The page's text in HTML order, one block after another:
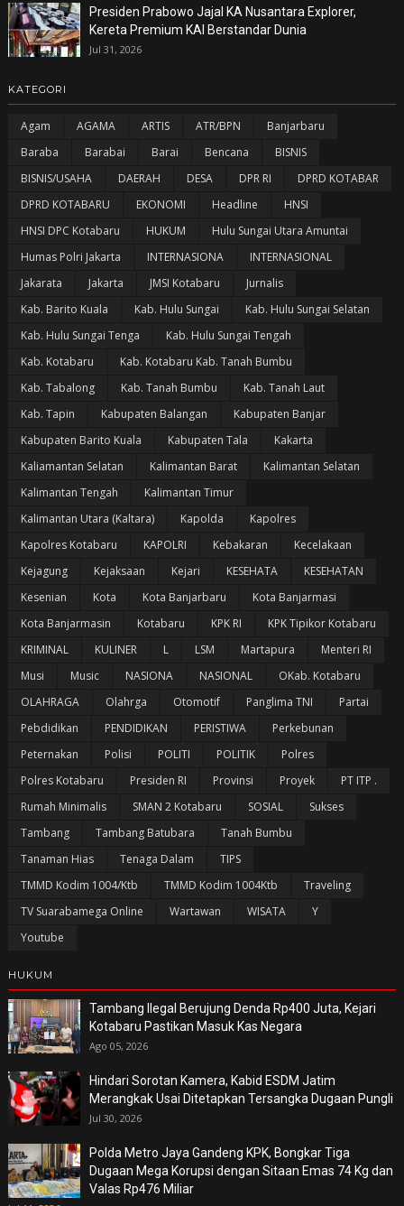
Presiden Prabowo Jajal KA Nusantara Explorer,
Kereta Premium KAI Berstandar Dunia
Jul 31, 2026
KATEGORI
Agam AGAMA ARTIS ATR/BPN
Banjarbaru
Baraba
Barabai Barai Bencana
BISNIS
BISNIS/USAHA
DAERAH DESA DPR RI
DPRD KOTABAR
DPRD KOTABARU
EKONOMI Headline
HNSI
HNSI DPC Kotabaru
HUKUM
Hulu Sungai Utara Amuntai
Humas Polri Jakarta
INTERNASIONA
INTERNASIONAL
Jakarata
Jakarta JMSI Kotabaru
Jurnalis
Kab. Barito Kuala
Kab. Hulu Sungai
Kab. Hulu Sungai Selatan
Kab. Hulu Sungai Tenga
Kab. Hulu Sungai Tengah
Kab. Kotabaru
Kab. Kotabaru Kab. Tanah Bumbu
Kab. Tabalong
Kab. Tanah Bumbu
Kab. Tanah Laut
Kab. Tapin
Kabupaten Balangan
Kabupaten Banjar
Kabupaten Barito Kuala
Kabupaten Tala
Kakarta
Kaliamantan Selatan
Kalimantan Barat
Kalimantan Selatan
Kalimantan Tengah
Kalimantan Timur
Kalimantan Utara (Kaltara)
Kapolda
Kapolres
Kapolres Kotabaru
KAPOLRI Kebakaran
Kecelakaan
Kejagung
Kejaksaan Kejari KESEHATA
KESEHATAN
Kesenian
Kota Kota Banjarbaru
Kota Banjarmasi
Kota Banjarmasin
Kotabaru KPK RI
KPK Tipikor Kotabaru
KRIMINAL
KULINER L LSM Martapura
Menteri RI
Musi
Music NASIONA NASIONAL
OKab. Kotabaru
OLAHRAGA
Olahrga Otomotif Panglima TNI
Partai
Pebdidikan
PENDIDIKAN PERISTIWA
Perkebunan
Peternakan
Polisi POLITI POLITIK
Polres
Polres Kotabaru
Presiden RI Provinsi Proyek
PT ITP .
Rumah Minimalis
SMAN 2 Kotabaru SOSIAL
Sukses
Tambang
Tambang Batubara
Tanah Bumbu
Tanaman Hias
Tenaga Dalam
TIPS
TMMD Kodim 1004/Ktb
TMMD Kodim 1004Ktb
Traveling
TV Suarabamega Online
Wartawan WISATA
Y
Youtube
HUKUM
Tambang Ilegal Berujung Denda Rp400 Juta, Kejari
Kotabaru Pastikan Masuk Kas Negara
Ago 05, 2026
Hindari Sorotan Kamera, Kabid ESDM Jatim
Merangkak Usai Ditetapkan Tersangka Dugaan Pungli
Jul 30, 2026
Polda Metro Jaya Gandeng KPK, Bongkar Tiga
Dugaan Mega Korupsi dengan Sitaan Emas 74 Kg dan
Valas Rp476 Miliar